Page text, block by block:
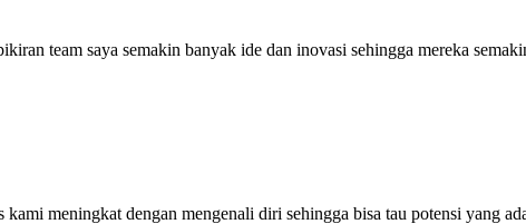
team saya semakin banyak ide dan inovasi sehingga mereka
meningkat dengan mengenali diri sehingga bisa tau potensi yang